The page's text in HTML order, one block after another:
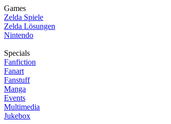
Games
Zelda Spiele
Zelda Lösungen
Nintendo
Specials
Fanfiction
Fanart
Fanstuff
Manga
Events
Multimedia
Jukebox